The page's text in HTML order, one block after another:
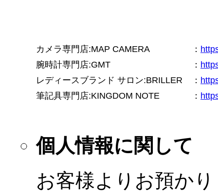
カメラ専門店:MAP CAMERA ：
腕時計専門店:GMT
：
レディースブランド サロン:BRILLER
：
筆記具専門店:KINGDOM NOTE
：
個人情報に関して
お客様よりお預か